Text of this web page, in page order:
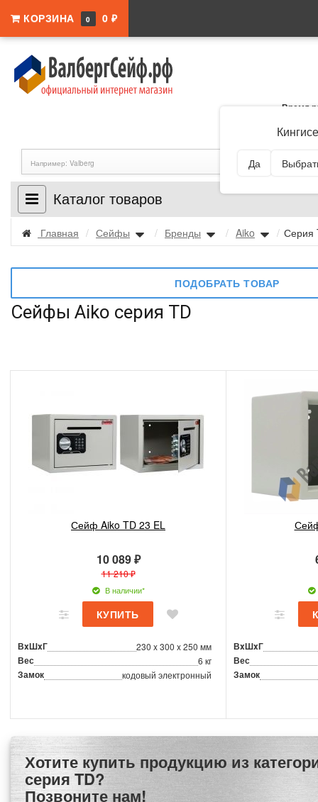
КОРЗИНА 0 0 ₽
Да
Время
Каталог товаров
Главная / Сейфы / Бренды / Aiko / Серия
ПОДОБРАТЬ ТОВАР
Сейфы Aiko серия TD
Сейф Aiko TD 23 EL
10 089 ₽
11 210 ₽
В наличии*
ВxШxГ 230 x 300 x 250 мм
Вес 6 кг
Замок кодовый электронный
ВxШxГ
Вес
Замок
Хотите купить продукцию из категории Сейфы Aiko
серия TD?
Позвоните нам!